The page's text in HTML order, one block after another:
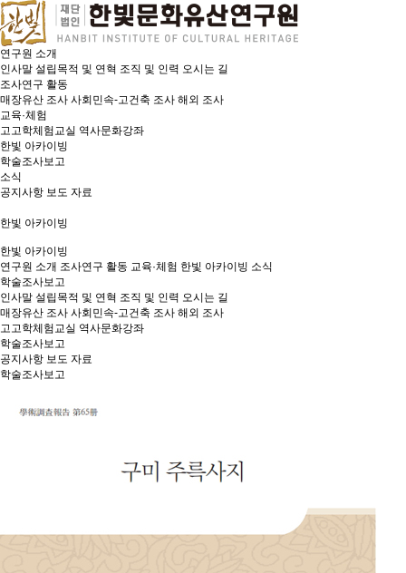
연구원 소개
인사말 설립목적 및 연혁 조직 및 인력 오시는 길
조사연구 활동
매장유산 조사 사회민속-고건축 조사 해외 조사
교육·체험
고고학체험교실 역사문화강좌
한빛 아카이빙
학술조사보고
소식
공지사항 보도 자료
한빛 아카이빙
한빛 아카이빙
연구원 소개 조사연구 활동 교육·체험 한빛 아카이빙 소식
학술조사보고
인사말 설립목적 및 연혁 조직 및 인력 오시는 길
매장유산 조사 사회민속-고건축 조사 해외 조사
고고학체험교실 역사문화강좌
학술조사보고
공지사항 보도 자료
학술조사보고